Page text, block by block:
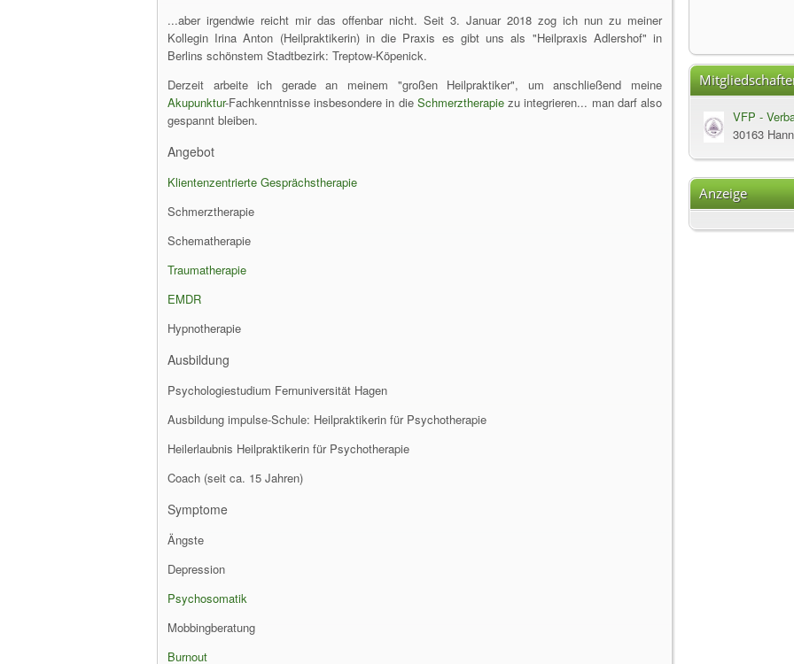
...aber irgendwie reicht mir das offenbar nicht. Seit 3. Januar 2018 zog ich nun zu meiner
Kollegin Irina Anton (Heilpraktikerin) in die Praxis es gibt uns als "Heilpraxis Adlershof" in
Berlins schönstem Stadtbezirk: Treptow-Köpenick.
Derzeit arbeite ich gerade an meinem "großen Heilpraktiker", um anschließend meine
Akupunktur-Fachkenntnisse insbesondere in die Schmerztherapiezu integrieren... man darf also
gespannt bleiben.
Angebot
Klientenzentrierte Gesprächstherapie
Schmerztherapie
Schematherapie
Traumatherapie
EMDR
Hypnotherapie
Ausbildung
Psychologiestudium Fernuniversität Hagen
Ausbildung impulse-Schule: Heilpraktikerin für Psychotherapie
Heilerlaubnis Heilpraktikerin für Psychotherapie
Coach (seit ca. 15 Jahren)
Symptome
Ängste
Depression
Psychosomatik
Mobbingberatung
Burnout
VFP -
30163
Anzeige